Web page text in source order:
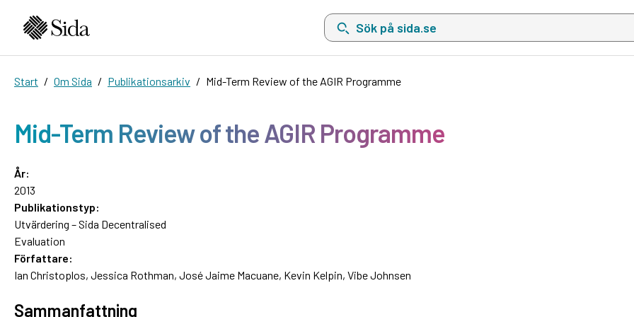
Sök på sida.se, sökförslag kommer att visas i en lista under
Start Om Sida Publikationsarkiv Mid-Term Review of the AGIR Programme
Mid-Term Review of the AGIR Programme
År:
2013
Publikationstyp:
Utvärdering – Sida Decentralised
Evaluation
Författare:
Ian Christoplos, Jessica Rothman, José Jaime Macuane, Kevin Kelpin, Vibe Johnsen
Sammanfattning